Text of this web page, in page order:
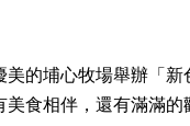
的埔心牧場舉辦「
食相伴，還有滿滿